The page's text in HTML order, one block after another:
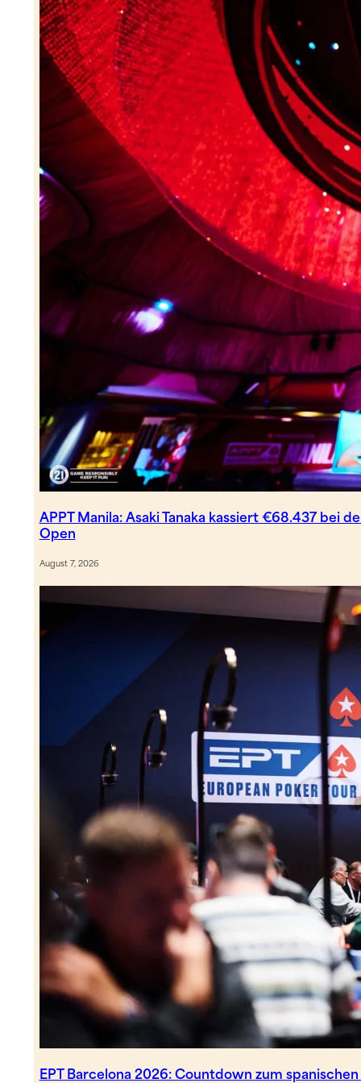
APPT Manila: Asaki Tanaka kassiert €68.437 bei
Open
August 7, 2026
EPT Barcelona 2026: Countdown zum